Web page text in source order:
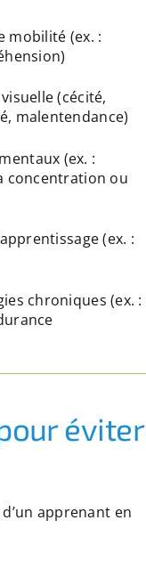
mobilité (ex. :
(cécité,
malentendance)
(ex. :
concentration ou
(ex. :
chroniques (ex. :
éviter
apprenant en